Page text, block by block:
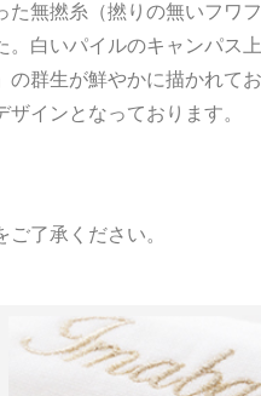
無撚糸（撚りの無いフワ
白いパイルのキャンパス
の群生が鮮やかに描かれて
インとなっております。
了承ください。